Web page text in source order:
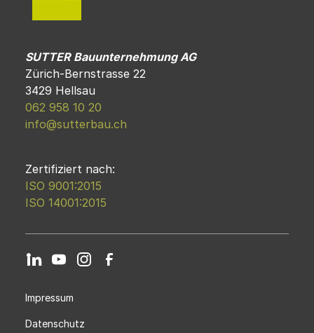
SUTTER Bauunternehmung AG
Zürich-Bernstrasse 22
3429 Hellsau
062 958 10 20
info@sutterbau.ch
Zertifiziert nach:
ISO 9001:2015
ISO 14001:2015
Impressum
Datenschutz